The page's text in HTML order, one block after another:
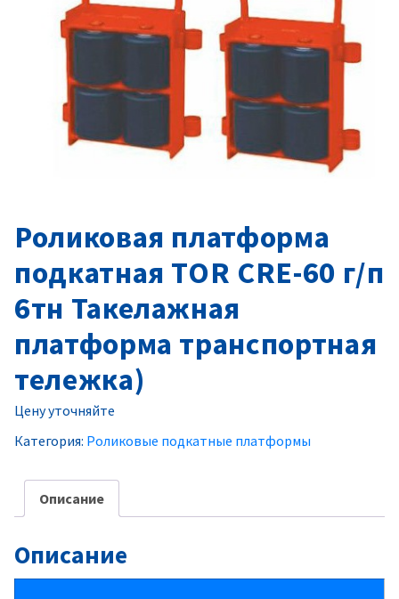
Роликовая платформа
подкатная TOR CRE-60 г/п
6тн Такелажная
платформа транспортная
тележка)
Цену уточняйте
Категория: Роликовые подкатные платформы
Описание
Описание